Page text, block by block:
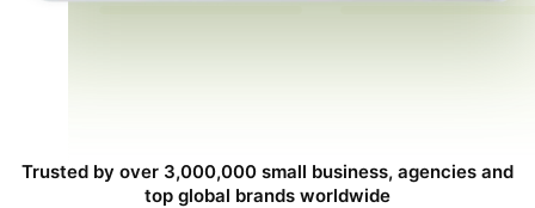
Trusted by over 3,000,000 small business, agencies and
top global brands worldwide